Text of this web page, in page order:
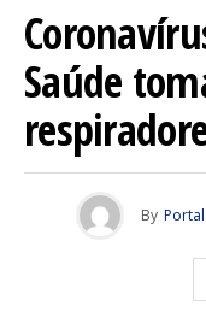
Saúde
By